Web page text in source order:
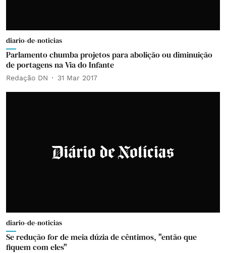
diario-de-noticias
Parlamento chumba projetos para abolição ou diminuição
de portagens na Via do Infante
Redação DN 31 Mar 2017
diario-de-noticias
Se redução for de meia dúzia de cêntimos, "então que
fiquem com eles"